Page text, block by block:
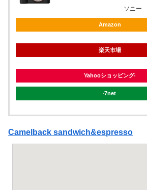
ソニー
Amazon
楽天市場
Yahooショッピング
7net
Camelback sandwich&espresso